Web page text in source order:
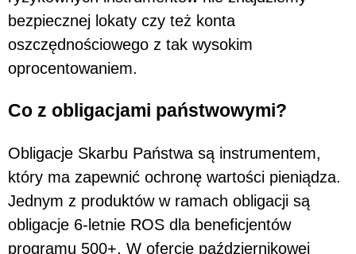
bezpiecznej lokaty czy też konta
oszczędnościowego z tak wysokim
oprocentowaniem.
Co z obligacjami państwowymi?
Obligacje Skarbu Państwa są instrumentem,
który ma zapewnić ochronę wartości pieniądza.
Jednym z produktów w ramach obligacji są
obligacje 6-letnie ROS dla beneficjentów
programu 500+. W ofercie październikowej